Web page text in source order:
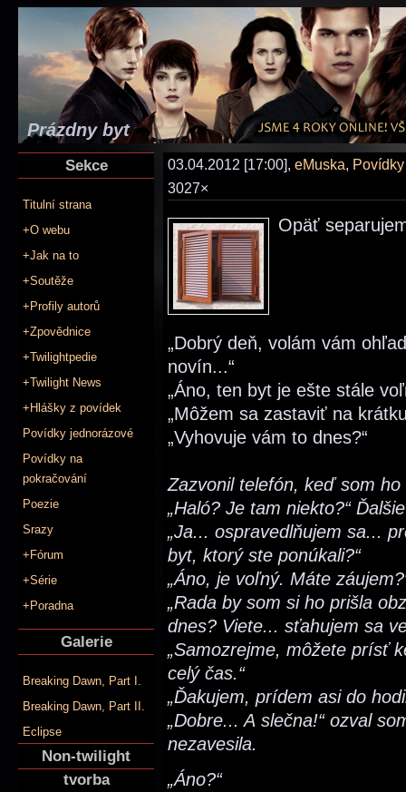
Prázdny byt
Sekce
Titulní strana
+O webu
+Jak na to
+Soutěže
+Profily autorů
+Zpovědnice
+Twilightpedie
+Twilight News
+Hlášky z povídek
Povídky jednorázové
Povídky na
pokračování
Poezie
Srazy
+Fórum
+Série
+Poradna
Galerie
Breaking Dawn, Part I.
Breaking Dawn, Part II.
Eclipse
Non-twilight
tvorba
03.04.2012 [17:00], eMuska,
3027×
Opäť
„Dobrý deň, volám vám
novín...“
„Áno, ten byt je ešte stále
„Môžem sa zastaviť na
„Vyhovuje vám to dnes?“
Zazvonil telefón, keď som
„Haló? Je tam niekto?“
„Ja... ospravedlňujem sa...
byt, ktorý ste ponúkali?“
„Áno, je voľný. Máte
„Rada by som si ho prišla
dnes? Viete... sťahujem sa
„Samozrejme, môžete prísť
celý čas.“
„Ďakujem, prídem asi do
„Dobre... A slečna!“ ozval
nezavesila.
„Áno?“